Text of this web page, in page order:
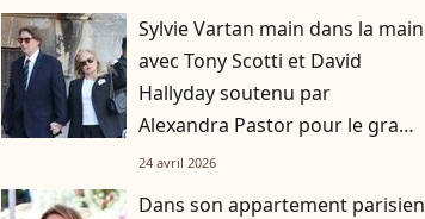
Sylvie Vartan main dans la main
avec Tony Scotti et David
Hallyday soutenu par
Alexandra Pastor pour le grand
départ de Nathalie Baye
24 avril 2026
Dans son appartement parisien